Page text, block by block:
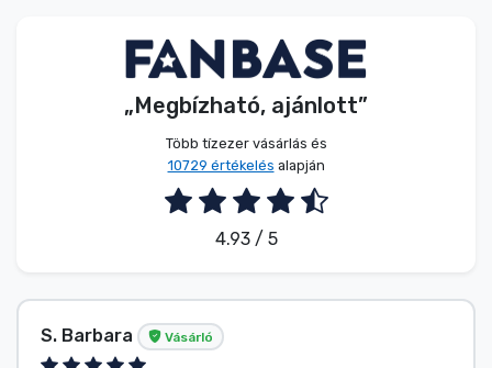
„Megbízható, ajánlott”
Több tízezer vásárlás és
10729 értékelés alapján
4.93 / 5
S. Barbara Vásárló